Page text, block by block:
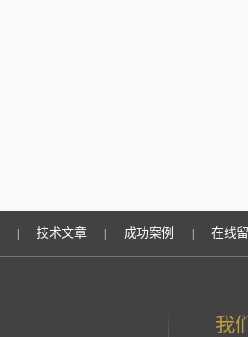
技术文章 成功案例 在线